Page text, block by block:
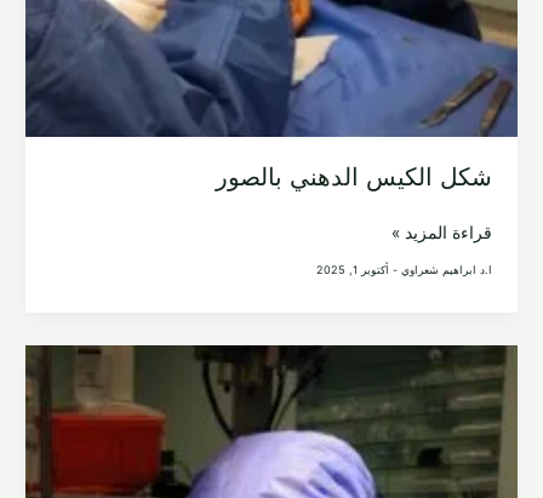
شكل الكيس الدهني بالصور
شكل
الكيس
قراءة المزيد »
ا.د ابراهيم شعراوي - أكتوبر 1, 2025